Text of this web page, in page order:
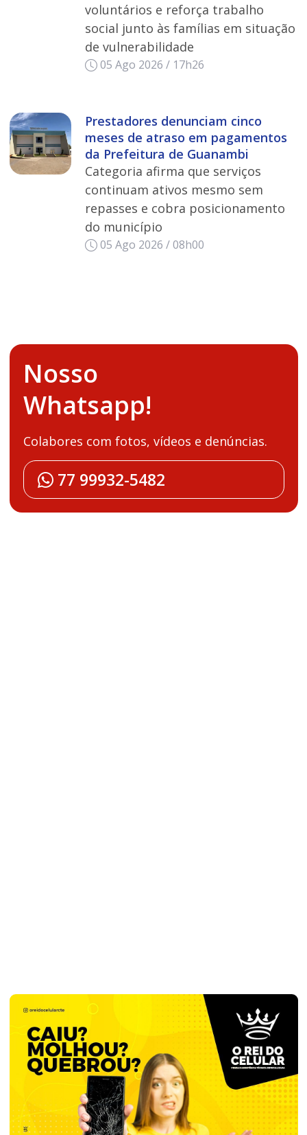
voluntários e reforça trabalho
social junto às famílias em situação
de vulnerabilidade
05 Ago 2026 / 17h26
Prestadores denunciam cinco
meses de atraso em pagamentos
da Prefeitura de Guanambi
Categoria afirma que serviços
continuam ativos mesmo sem
repasses e cobra posicionamento
do município
05 Ago 2026 / 08h00
Nosso
Whatsapp!
Colabores com fotos, vídeos e denúncias.
77 99932-5482